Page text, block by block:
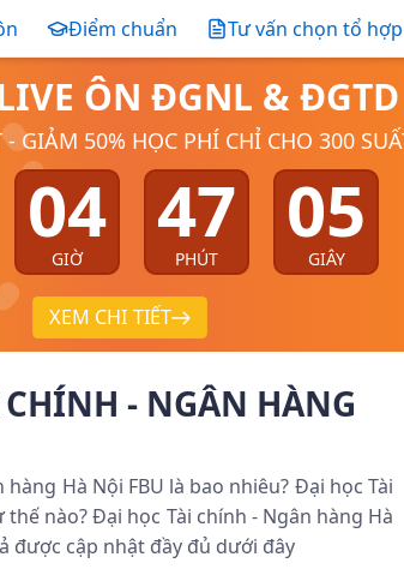
Điểm chuẩn Tư vấn chọn tổ
ÔN ĐGNL &
GIẢM 50% HỌC PHÍ CHỈ CHO 300
04
GIỜ
47
PHÚT
05
GIÂY
XEM CHI TIẾT
- NGÂN HÀNG
Hà Nội FBU là bao nhiêu? Đại học Tài
nào? Đại học Tài chính - Ngân hàng Hà
được cập nhật đầy đủ dưới đây